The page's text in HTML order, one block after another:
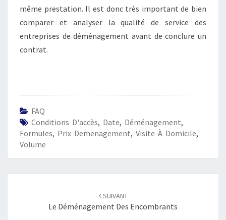
même prestation. Il est donc très important de bien
comparer et analyser la qualité de service des
entreprises de déménagement avant de conclure un
contrat.
FAQ
Conditions D'accès, Date, Déménagement,
Formules, Prix Demenagement, Visite À Domicile,
Volume
SUIVANT
Le Déménagement Des Encombrants